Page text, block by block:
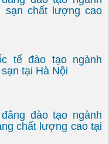
sạn chất lượng cao
tế đào tạo ngành
tại Hà Nội
đào tạo ngành
chất lượng cao tại